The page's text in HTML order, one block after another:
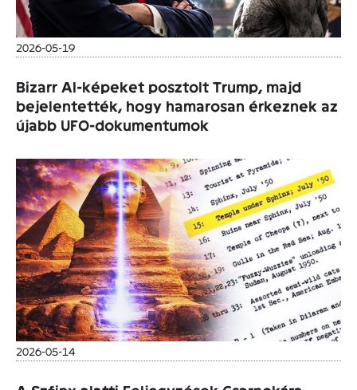
2026-05-19
Bizarr AI-képeket posztolt Trump, majd
bejelentették, hogy hamarosan érkeznek az
újabb UFO-dokumentumok
2026-05-14